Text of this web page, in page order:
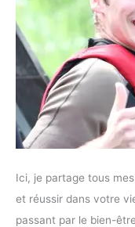
Ici, je partage tous
et réussir dans votre
passant par le bien-